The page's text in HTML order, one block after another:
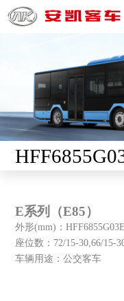
E系列（E85）
外形(mm)：
座位数：72/15-30,66/15-
车辆用途：公交客车